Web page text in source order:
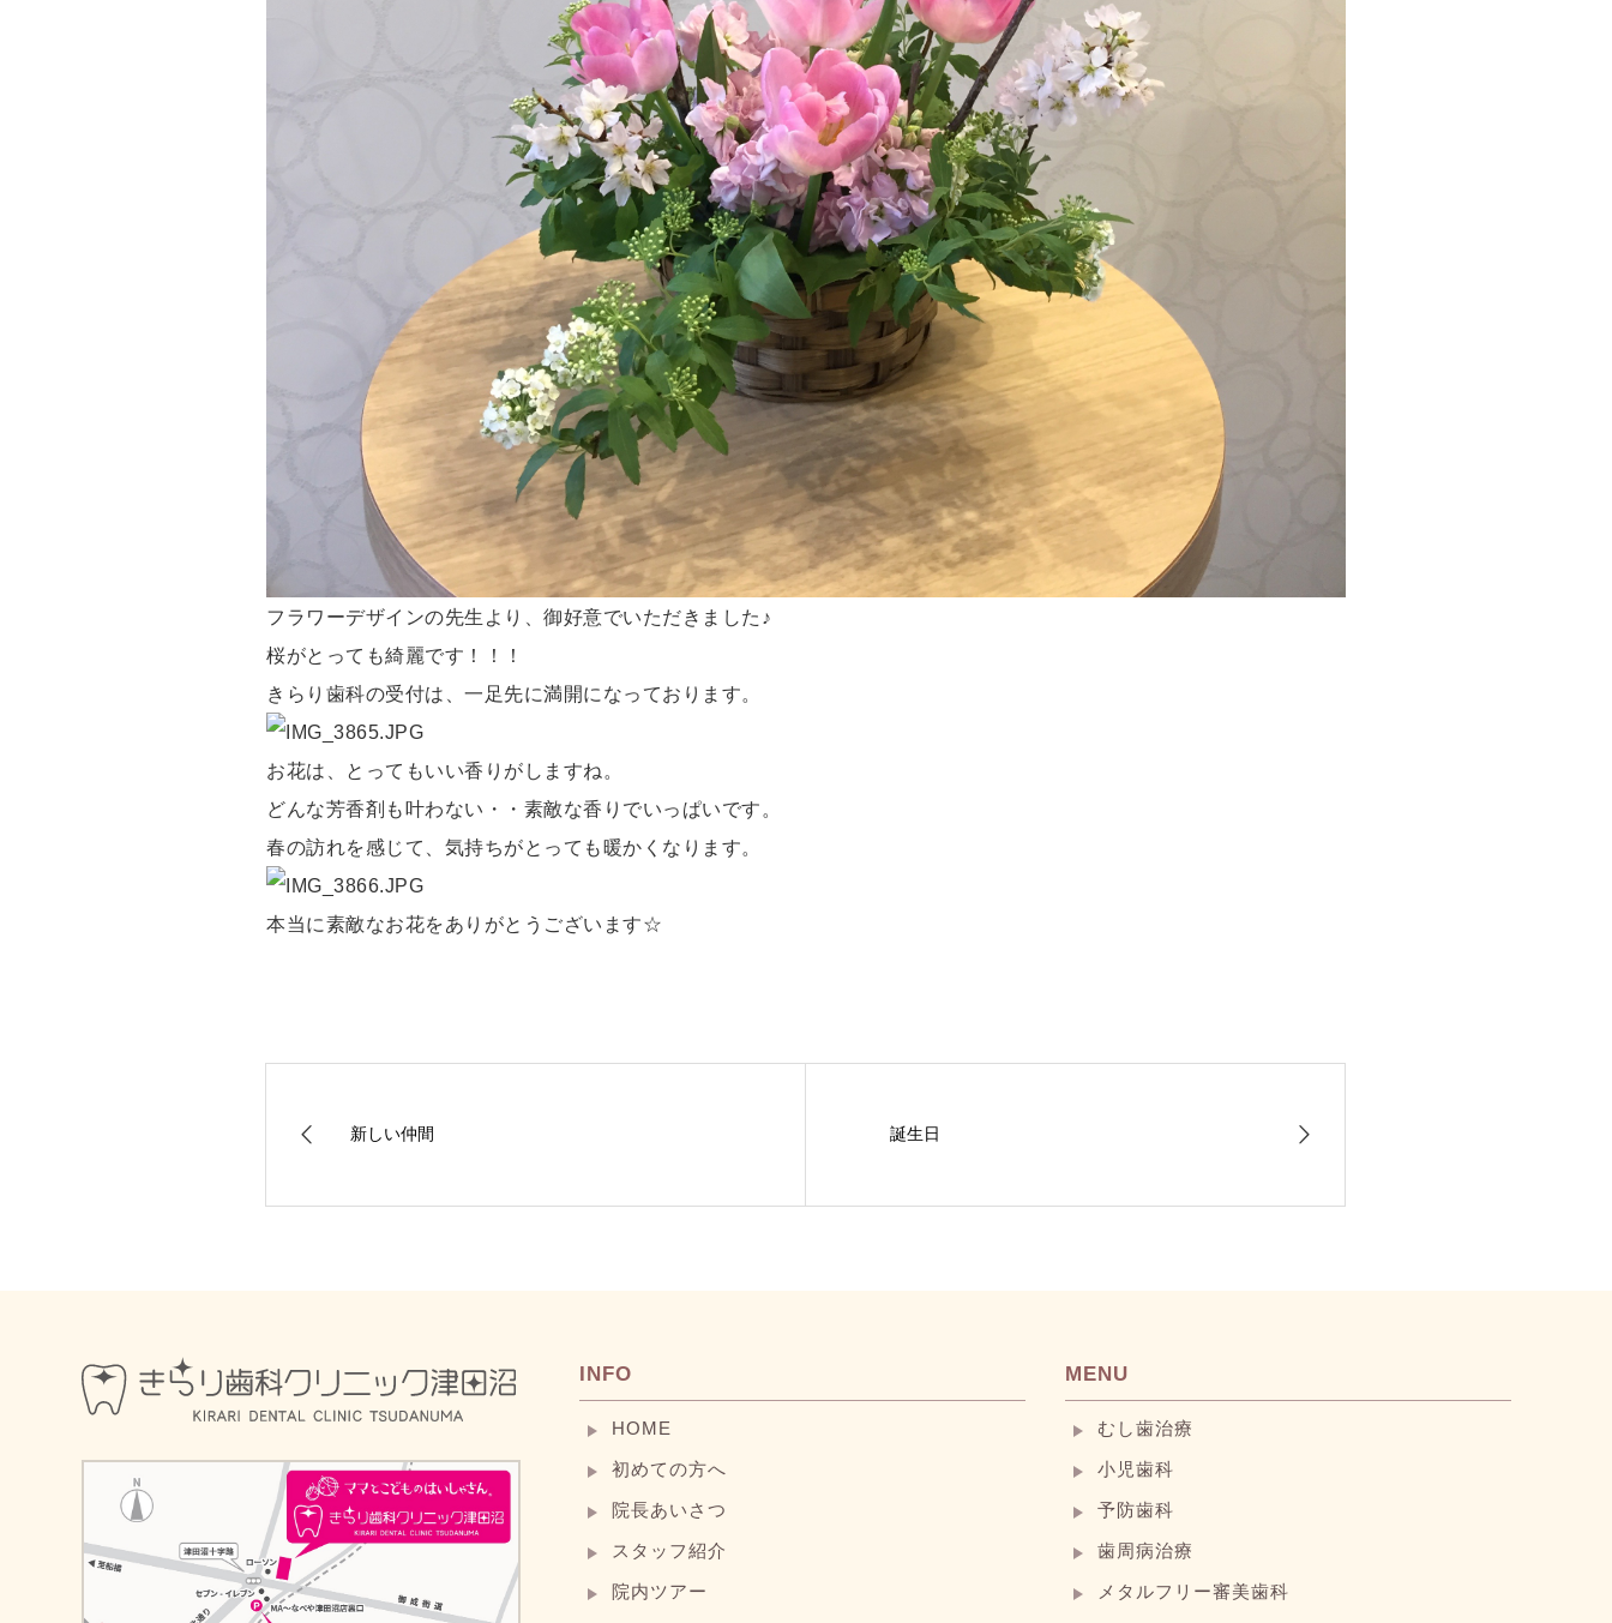
フラワーデザインの先生より、御好意でいただきました♪
桜がとっても綺麗です！！！
きらり歯科の受付は、一足先に満開になっております。
お花は、とってもいい香りがしますね。
どんな芳香剤も叶わない・・素敵な香りでいっぱいです。
春の訪れを感じて、気持ちがとっても暖かくなります。
本当に素敵なお花をありがとうございます☆
新しい仲間 誕生日
INFO
HOME
初めての方へ
院長あいさつ
スタッフ紹介
院内ツアー
MENU
むし歯治療
小児歯科
予防歯科
歯周病治療
メタルフリー審美歯科